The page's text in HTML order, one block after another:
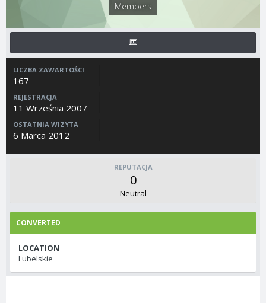
Members
LICZBA ZAWARTOŚCI
167
REJESTRACJA
11 Września 2007
OSTATNIA WIZYTA
6 Marca 2012
REPUTACJA
0
Neutral
CONVERTED
LOCATION
Lubelskie